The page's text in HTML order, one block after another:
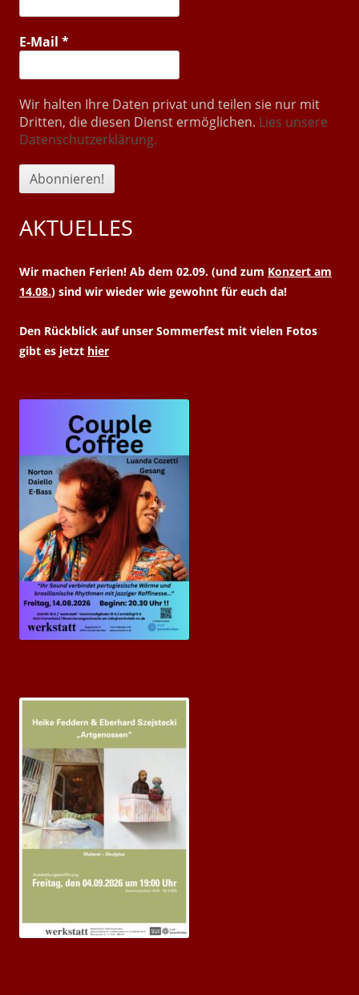
E-Mail *
Wir halten Ihre Daten privat und teilen sie nur mit
Dritten, die diesen Dienst ermöglichen. Lies unsere
Datenschutzerklärung.
AKTUELLES
Wir machen Ferien! Ab dem 02.09. (und zum Konzert am
14.08.) sind wir wieder wie gewohnt für euch da!
Den Rückblick auf unser Sommerfest mit vielen Fotos
gibt es jetzt hier